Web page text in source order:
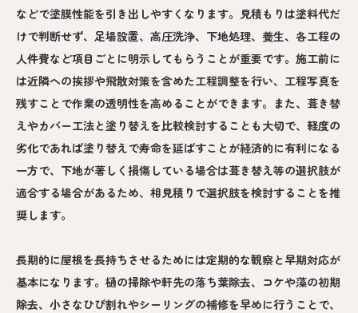
などで塗膜性能を引き出しやすくなります。見積もりは塗料代だ
けで判断せず、足場設置、高圧洗浄、下地処理、養生、各工程の
人件費など項目ごとに明示してもらうことが重要です。施工前に
は近隣への挨拶や飛散対策を含めた工程調整を行い、工程写真を
残すことで作業の透明性を高めることができます。また、葺き替
えやカバー工法と塗り替えを比較検討することも大切で、軽度の
劣化であれば塗り替えで寿命を延ばすことが経済的に有利になる
一方で、下地が著しく損傷している場合は葺き替え等の選択肢が
適合する場合があるため、相見積りで選択肢を検討することを推
奨します。
長期的に屋根を長持ちさせるためには定期的な観察と早期対応が
基本になります。樋の掃除や軒先の落ち葉除去、コケや藻の初期
除去、小さなひび割れやシーリングの補修を早めに行うことで、